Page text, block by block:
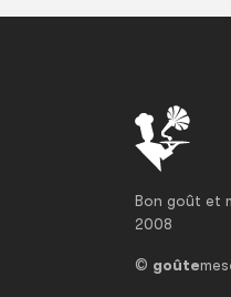
Bon goût et
2008
© goûtemes